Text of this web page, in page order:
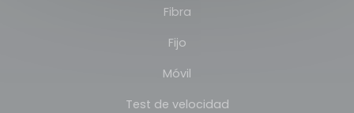
Fibra
Fijo
Móvil
Test de velocidad